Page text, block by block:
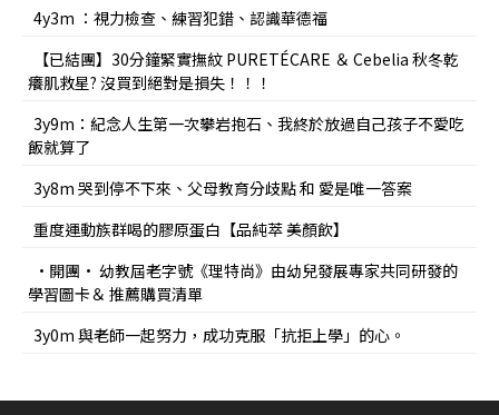
4y3m ：視力檢查、練習犯錯、認識華德福
【已結團】30分鐘緊實撫紋 PURETÉCARE ＆ Cebelia 秋冬乾
癢肌救星? 沒買到絕對是損失！！！
3y9m：紀念人生第一次攀岩抱石、我終於放過自己孩子不愛吃
飯就算了
3y8m 哭到停不下來、父母教育分歧點 和 愛是唯一答案
重度運動族群喝的膠原蛋白【品純萃 美顏飲】
•開團• 幼教屆老字號《理特尚》由幼兒發展專家共同研發的
學習圖卡＆ 推薦購買清單
3y0m 與老師一起努力，成功克服「抗拒上學」的心。